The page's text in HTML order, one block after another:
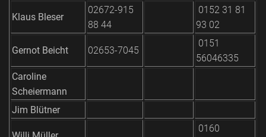
Klaus Bleser
02672-915
88 44
0152 31 81
93 02
Gernot Beicht 02653-7045
0151
56046335
Caroline
Scheiermann
Jim Blütner
0160